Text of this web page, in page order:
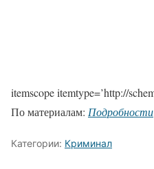
itemscope itemtype=’http://
По материалам: Подробности
Категории: Криминал